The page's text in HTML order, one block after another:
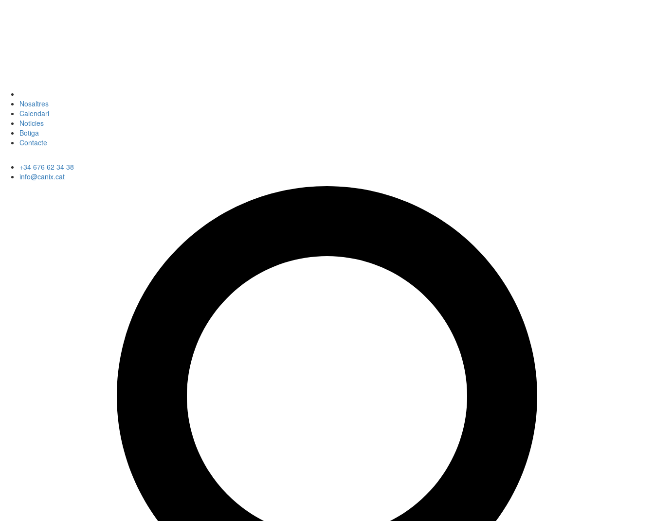
Nosaltres
Calendari
Noticies
Botiga
Contacte
+34 676 62 34 38
info@canix.cat